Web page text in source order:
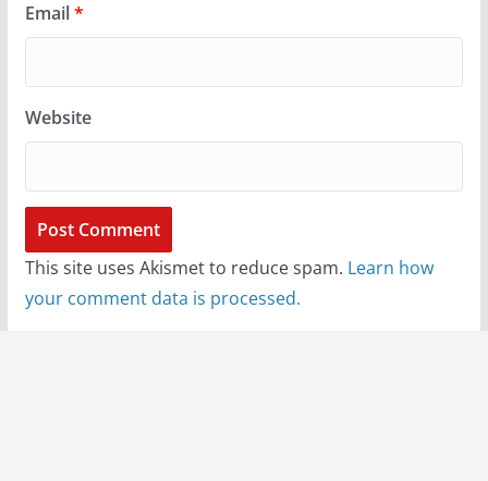
Email*
Website
This site uses Akismet to reduce spam. Learn how
your comment data is processed.